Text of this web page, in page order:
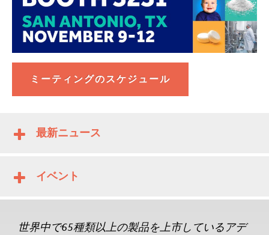
ミーティングのスケジュール
最新ニュース
イベント
世界中で65種類以上の製品を上市しているアデ